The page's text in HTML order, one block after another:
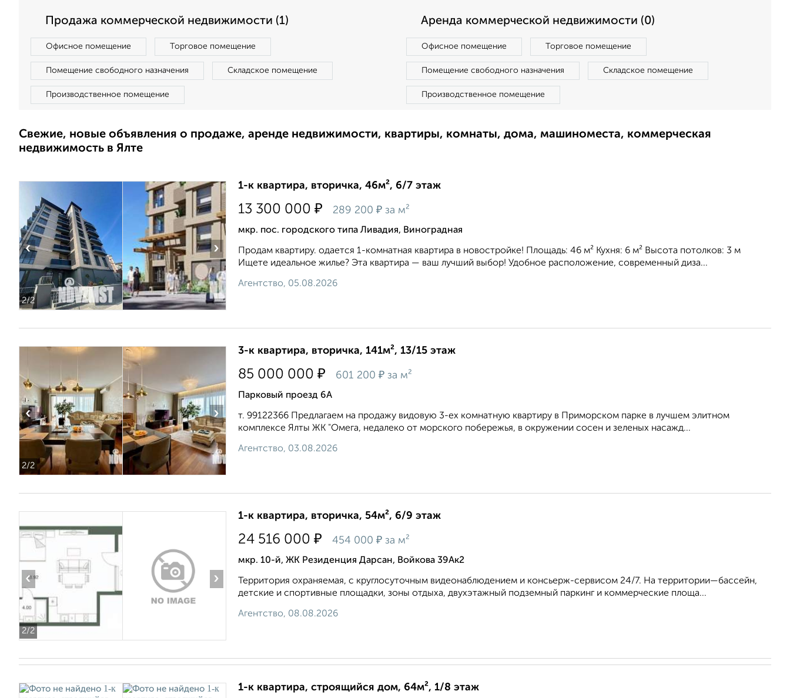
Продажа коммерческой недвижимости (1)
Офисное помещение Торговое помещение
Помещение свободного назначения Складское помещение
Производственное помещение
Аренда коммерческой недвижимости (0)
Офисное помещение Торговое помещение
Помещение свободного назначения Складское помещение
Производственное помещение
Свежие, новые объявления о продаже, аренде недвижимости, квартиры, комнаты, дома, машиноместа, коммерческая
недвижимость в Ялте
2/2
‹ ›
1-к квартира, вторичка, 46м², 6/7 этаж
13 300 000 ₽ 289 200 ₽ за м²
мкр. пос. городского типа Ливадия, Виноградная
Продам квартиру. одается 1-комнатная квартира в новостройке! Площадь: 46 м² Кухня: 6 м² Высота потолков: 3 м
Ищете идеальное жилье? Эта квартира — ваш лучший выбор! Удобное расположение, современный диза...
Агентство, 05.08.2026
2/2
‹ ›
3-к квартира, вторичка, 141м², 13/15 этаж
85 000 000 ₽ 601 200 ₽ за м²
Парковый проезд 6А
т. 99122366 Предлагаем на продажу видовую 3-ех комнатную квартиру в Приморском парке в лучшем элитнoм
комплeкcе Ялты ЖК "Омега, недалеко от морского побережья, в окружении сосен и зеленых насажд...
Агентство, 03.08.2026
2/2
‹ ›
1-к квартира, вторичка, 54м², 6/9 этаж
24 516 000 ₽ 454 000 ₽ за м²
мкр. 10-й, ЖК Резиденция Дарсан, Войкова 39Ак2
Территория охраняемая, с круглосуточным видеонаблюдением и консьерж-сервисом 24/7. На территории—бассейн,
детские и спортивные площадки, зоны отдыха, двухэтажный подземный паркинг и коммерческие площа...
Агентство, 08.08.2026
1-к квартира, строящийся дом, 64м², 1/8 этаж